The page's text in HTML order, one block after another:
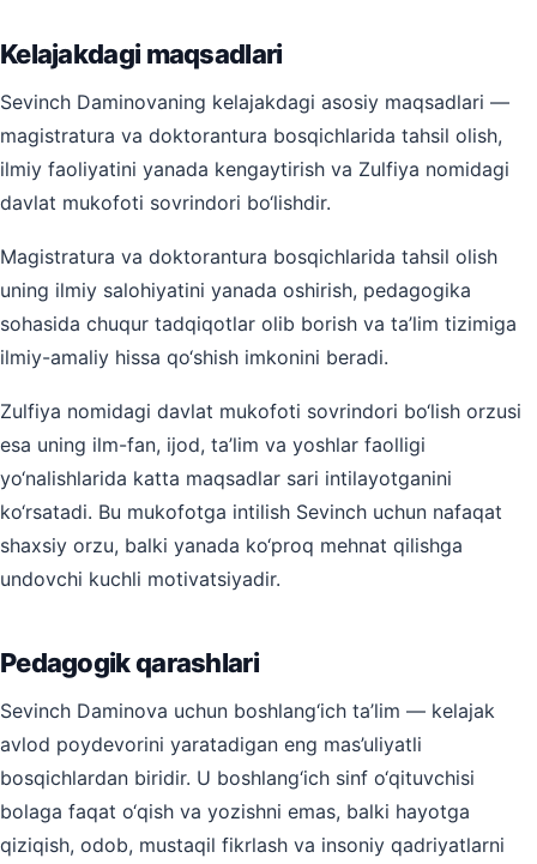
Kelajakdagi maqsadlari
Sevinch Daminovaning kelajakdagi asosiy maqsadlari —
magistratura va doktorantura bosqichlarida tahsil olish,
ilmiy faoliyatini yanada kengaytirish va Zulfiya nomidagi
davlat mukofoti sovrindori bo‘lishdir.
Magistratura va doktorantura bosqichlarida tahsil olish
uning ilmiy salohiyatini yanada oshirish, pedagogika
sohasida chuqur tadqiqotlar olib borish va ta’lim tizimiga
ilmiy-amaliy hissa qo‘shish imkonini beradi.
Zulfiya nomidagi davlat mukofoti sovrindori bo‘lish orzusi
esa uning ilm-fan, ijod, ta’lim va yoshlar faolligi
yo‘nalishlarida katta maqsadlar sari intilayotganini
ko‘rsatadi. Bu mukofotga intilish Sevinch uchun nafaqat
shaxsiy orzu, balki yanada ko‘proq mehnat qilishga
undovchi kuchli motivatsiyadir.
Pedagogik qarashlari
Sevinch Daminova uchun boshlang‘ich ta’lim — kelajak
avlod poydevorini yaratadigan eng mas’uliyatli
bosqichlardan biridir. U boshlang‘ich sinf o‘qituvchisi
bolaga faqat o‘qish va yozishni emas, balki hayotga
qiziqish, odob, mustaqil fikrlash va insoniy qadriyatlarni